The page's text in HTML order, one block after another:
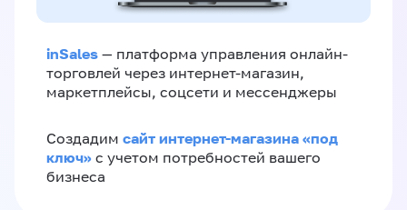
inSales — платформа управления онлайн-
торговлей через интернет-магазин,
маркетплейсы, соцсети и мессенджеры
Создадим сайт интернет-магазина «под
ключ» с учетом потребностей вашего
бизнеса